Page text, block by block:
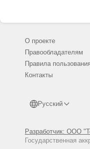
О проекте
Правообладателям
Правила пользования
Контакты
Русский
Разработчик: ООО
Государственная